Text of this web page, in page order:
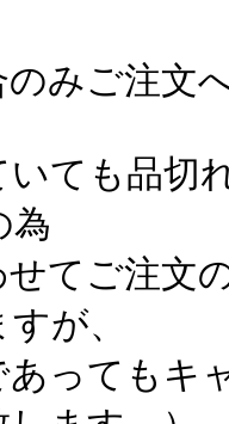
みご注文
いても品切
為
てご注文
が、
ってもキ